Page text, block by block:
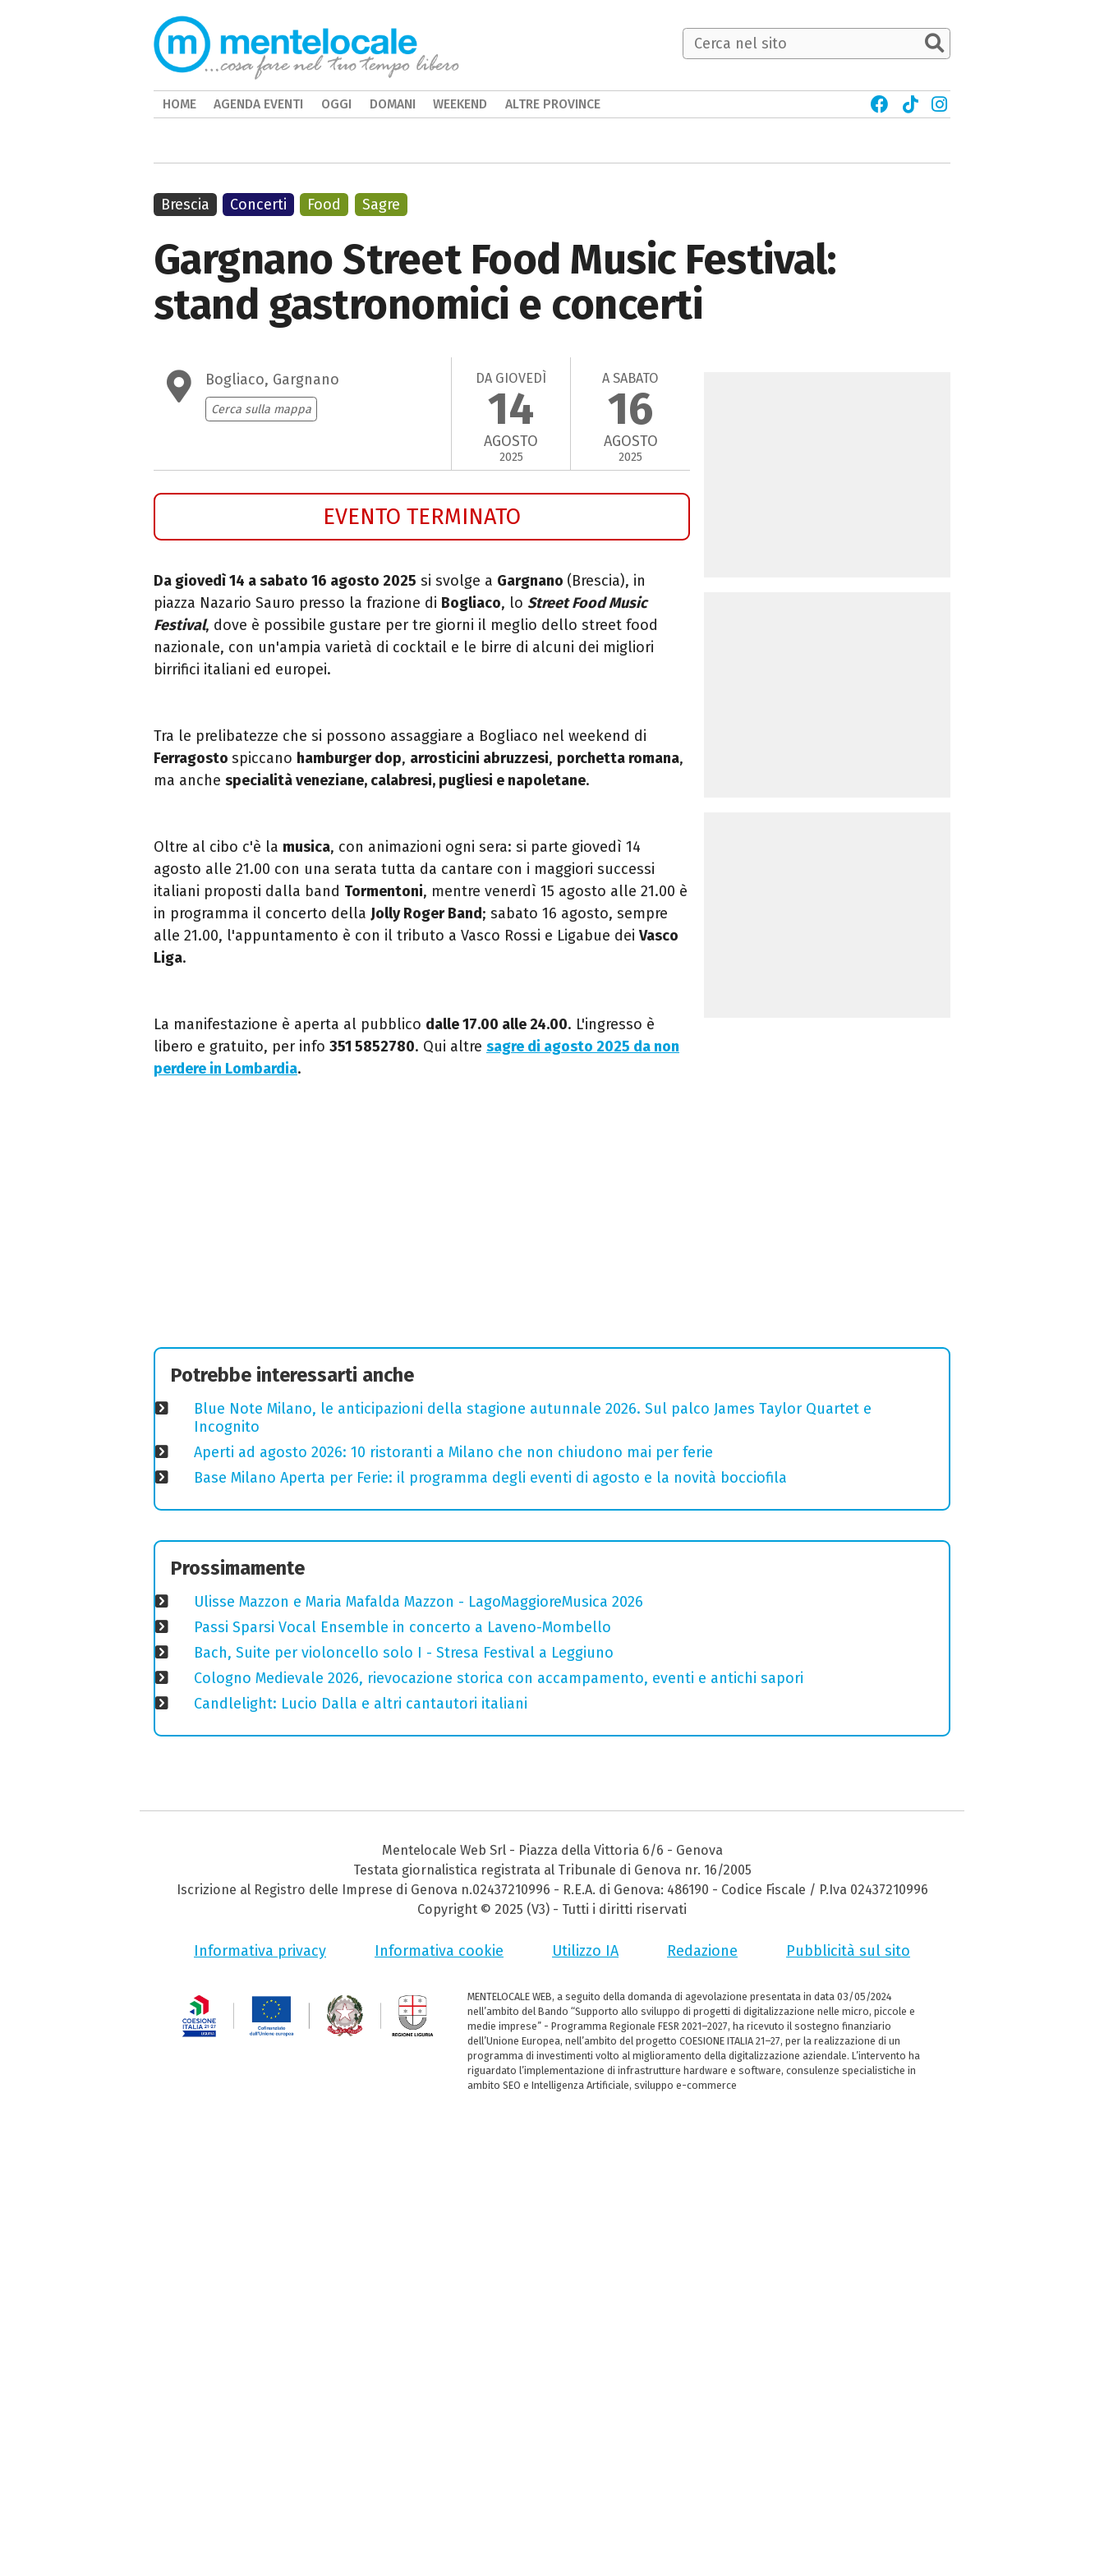
Gargnano Street Food Music Festival:
stand gastronomici e concerti
Bogliaco, Gargnano
Cerca sulla mappa
DA GIOVEDÌ
14
AGOSTO
2025
A SABATO
16
AGOSTO
2025
EVENTO TERMINATO
Da giovedì 14 a sabato 16 agosto 2025 si svolge a Gargnano (Brescia), in
piazza Nazario Sauro presso la frazione di Bogliaco, lo Street Food Music
Festival, dove è possibile gustare per tre giorni il meglio dello street food
nazionale, con un'ampia varietà di cocktail e le birre di alcuni dei migliori
birrifici italiani ed europei.
Tra le prelibatezze che si possono assaggiare a Bogliaco nel weekend di
Ferragosto spiccano hamburger dop, arrosticini abruzzesi, porchetta romana,
ma anche specialità veneziane, calabresi, pugliesi e napoletane.
Oltre al cibo c'è la musica, con animazioni ogni sera: si parte giovedì 14
agosto alle 21.00 con una serata tutta da cantare con i maggiori successi
italiani proposti dalla band Tormentoni, mentre venerdì 15 agosto alle 21.00 è
in programma il concerto della Jolly Roger Band; sabato 16 agosto, sempre
alle 21.00, l'appuntamento è con il tributo a Vasco Rossi e Ligabue dei Vasco
Liga.
La manifestazione è aperta al pubblico dalle 17.00 alle 24.00. L'ingresso è
libero e gratuito, per info 351 5852780. Qui altre sagre di agosto 2025 da non
perdere in Lombardia.
Brescia Concerti Food Sagre
Potrebbe interessarti anche
Blue Note Milano, le anticipazioni della stagione autunnale 2026. Sul palco James Taylor Quartet e
Incognito
Aperti ad agosto 2026: 10 ristoranti a Milano che non chiudono mai per ferie
Base Milano Aperta per Ferie: il programma degli eventi di agosto e la novità bocciofila
Prossimamente
Ulisse Mazzon e Maria Mafalda Mazzon - LagoMaggioreMusica 2026
Passi Sparsi Vocal Ensemble in concerto a Laveno-Mombello
Bach, Suite per violoncello solo I - Stresa Festival a Leggiuno
Cologno Medievale 2026, rievocazione storica con accampamento, eventi e antichi sapori
Candlelight: Lucio Dalla e altri cantautori italiani
HOME AGENDA EVENTI OGGI DOMANI WEEKEND ALTRE PROVINCE
Mentelocale Web Srl - Piazza della Vittoria 6/6 - Genova
Testata giornalistica registrata al Tribunale di Genova nr. 16/2005
Iscrizione al Registro delle Imprese di Genova n.02437210996 - R.E.A. di Genova: 486190 - Codice Fiscale / P.Iva 02437210996
Copyright © 2025 (V3) - Tutti i diritti riservati
Informativa privacy Informativa cookie Utilizzo IA Redazione Pubblicità sul sito
MENTELOCALE WEB, a seguito della domanda di agevolazione presentata in data 03/05/2024
nell’ambito del Bando “Supporto allo sviluppo di progetti di digitalizzazione nelle micro, piccole e
medie imprese” - Programma Regionale FESR 2021–2027, ha ricevuto il sostegno finanziario
dell’Unione Europea, nell’ambito del progetto COESIONE ITALIA 21–27, per la realizzazione di un
programma di investimenti volto al miglioramento della digitalizzazione aziendale. L’intervento ha
riguardato l’implementazione di infrastrutture hardware e software, consulenze specialistiche in
ambito SEO e Intelligenza Artificiale, sviluppo e-commerce